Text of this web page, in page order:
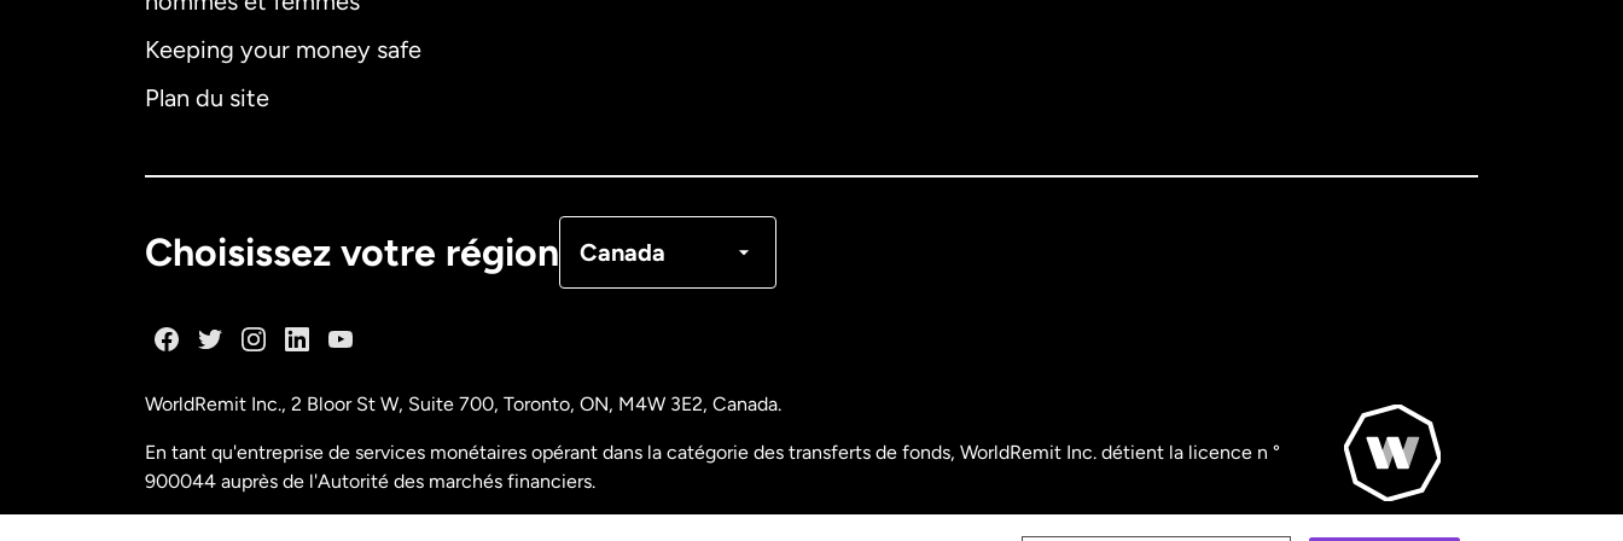
Keeping your money safe
Plan du site
Choisissez votre région Canada
États-Unis English
WorldRemit Inc., 2 Bloor St W, Suite 700, Toronto, ON, M4W 3E2, Canada.
En tant qu'entreprise de services monétaires opérant dans la catégorie des transferts de fonds, WorldRemit Inc. détient la licence n °
900044 auprès de l'Autorité des marchés financiers.
© WorldRemit 2024